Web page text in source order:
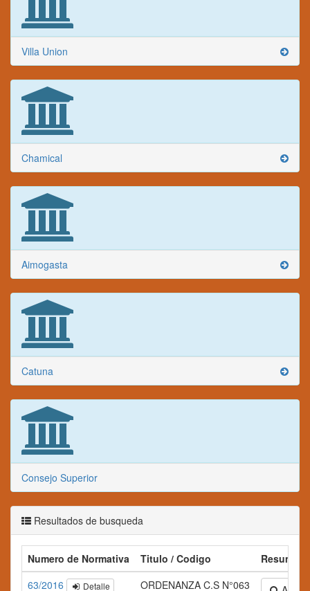
Villa Union
Chamical
Aimogasta
Catuna
Consejo Superior
Resultados de busqueda
Numero de Normativa Titulo / Codigo
Resumen
63/2016
Detalle ORDENANZA C.S N°063